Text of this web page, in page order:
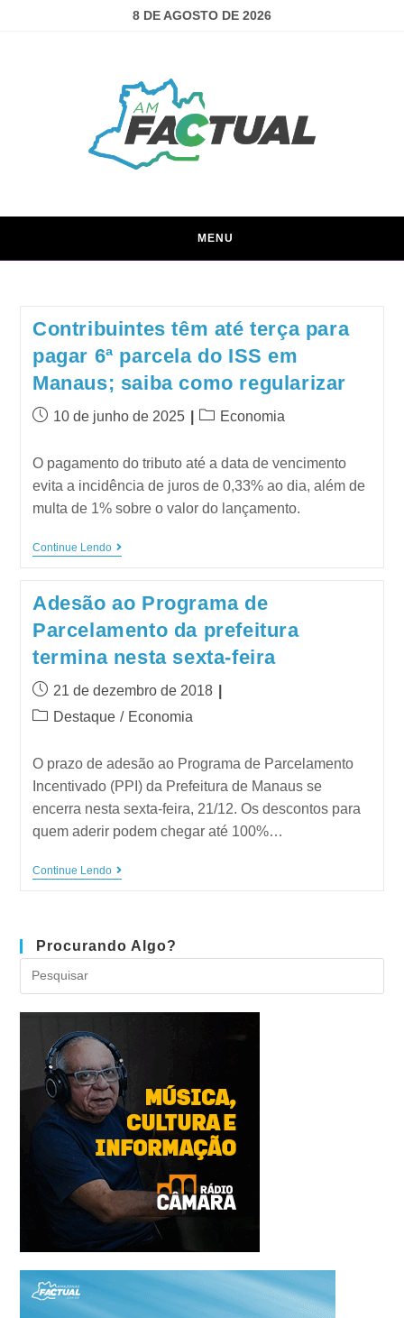
8 DE AGOSTO DE 2026
MENU
Contribuintes têm até terça para
pagar 6ª parcela do ISS em
Manaus; saiba como regularizar
10 de junho de 2025 Economia
O pagamento do tributo até a data de vencimento
evita a incidência de juros de 0,33% ao dia, além de
multa de 1% sobre o valor do lançamento.
Continue Lendo
Adesão ao Programa de
Parcelamento da prefeitura
termina nesta sexta-feira
21 de dezembro de 2018
Destaque / Economia
O prazo de adesão ao Programa de Parcelamento
Incentivado (PPI) da Prefeitura de Manaus se
encerra nesta sexta-feira, 21/12. Os descontos para
quem aderir podem chegar até 100%…
Continue Lendo
Procurando Algo?